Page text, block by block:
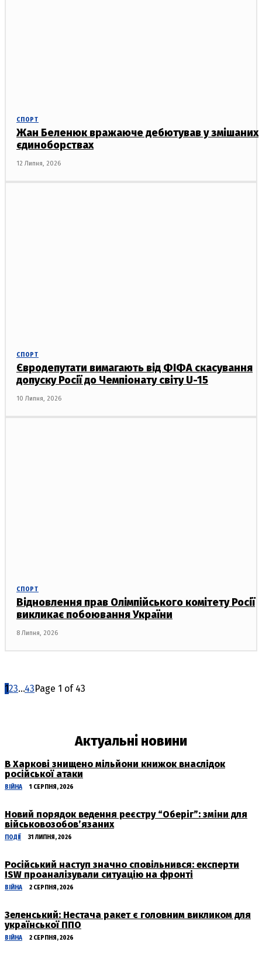
СПОРТ
Жан Беленюк вражаюче дебютував у змішаних
єдиноборствах
12 Липня, 2026
СПОРТ
Євродепутати вимагають від ФІФА скасування
допуску Росії до Чемпіонату світу U-15
10 Липня, 2026
СПОРТ
Відновлення прав Олімпійського комітету Росії
викликає побоювання України
8 Липня, 2026
123...43Page 1 of 43
Актуальні новини
В Харкові знищено мільйони книжок внаслідок
російської атаки
ВІЙНА 1 СЕРПНЯ, 2026
Новий порядок ведення реєстру “Оберіг”: зміни для
військовозобов’язаних
ПОДІЇ 31 ЛИПНЯ, 2026
Російський наступ значно сповільнився: експерти
ISW проаналізували ситуацію на фронті
ВІЙНА 2 СЕРПНЯ, 2026
Зеленський: Нестача ракет є головним викликом для
української ППО
ВІЙНА 2 СЕРПНЯ, 2026